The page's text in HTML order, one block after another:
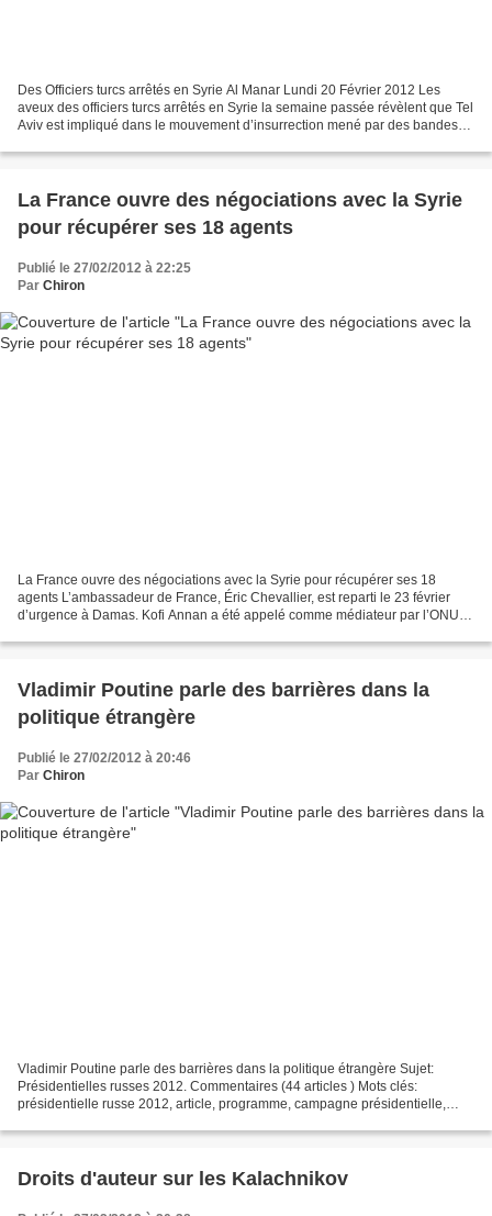
Des Officiers turcs arrêtés en Syrie Al Manar Lundi 20 Février 2012 Les
aveux des officiers turcs arrêtés en Syrie la semaine passée révèlent que Tel
Aviv est impliqué dans le mouvement d’insurrection mené par des bandes
La France ouvre des négociations avec la Syrie
pour récupérer ses 18 agents
Publié le 27/02/2012 à 22:25
Par Chiron
La France ouvre des négociations avec la Syrie pour récupérer ses 18
agents L’ambassadeur de France, Éric Chevallier, est reparti le 23 février
d’urgence à Damas. Kofi Annan a été appelé comme médiateur par l’ONU et
Vladimir Poutine parle des barrières dans la
politique étrangère
Publié le 27/02/2012 à 20:46
Par Chiron
Vladimir Poutine parle des barrières dans la politique étrangère Sujet:
Présidentielles russes 2012. Commentaires (44 articles ) Mots clés:
présidentielle russe 2012, article, programme, campagne présidentielle,
Droits d'auteur sur les Kalachnikov